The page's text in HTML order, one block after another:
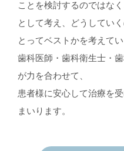
ことを検討するのではな
として考え、どうしてい
とってベストかを考えてい
歯科医師・歯科衛生士・
が力を合わせて、
患者様に安心して治療を
まいります。